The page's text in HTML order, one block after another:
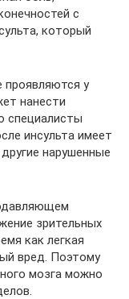
с
который
у
нанести
специалисты
инсульта имеет
нарушенные
зрительных
как легкая
вред. Поэтому
мозга можно